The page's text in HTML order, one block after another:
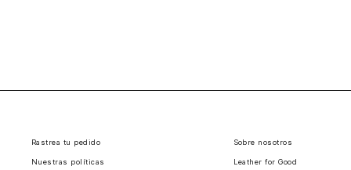
Rastrea tu pedido
Nuestras políticas
Sobre nosotros
Leather for Good